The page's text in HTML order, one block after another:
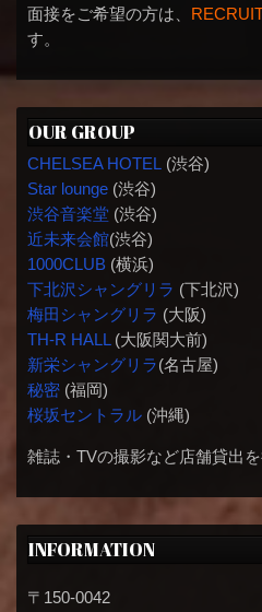
面接をご希望の方は、
す。
OUR GROUP
CHELSEA HOTEL (渋谷)
Star lounge(渋谷)
渋谷音楽堂(渋谷)
近未来会館(渋谷)
1000CLUB(横浜)
下北沢シャングリラ (下北沢)
梅田シャングリラ (大阪)
TH-R HALL(大阪関大前)
新栄シャングリラ(名古屋)
秘密(福岡)
桜坂セントラル(沖縄)
雑誌・TVの撮影など店舗貸出を
INFORMATION
〒150-0042